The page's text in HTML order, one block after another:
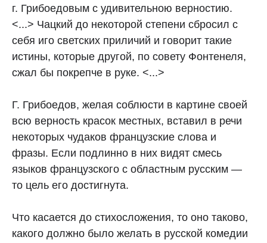
г. Грибоедовым с удивительною верностию.
<...> Чацкий до некоторой степени сбросил с
себя иго светских приличий и говорит такие
истины, которые другой, по совету Фонтенеля,
сжал бы покрепче в руке. <...>
Г. Грибоедов, желая соблюсти в картине своей
всю верность красок местных, вставил в речи
некоторых чудаков французские слова и
фразы. Если подлинно в них видят смесь
языков французского с областным русским —
то цель его достигнута.
Что касается до стихосложения, то оно таково,
какого должно было желать в русской комедии